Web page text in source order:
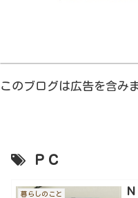
このブログは広告を含み
ＰＣ
暮らしのこと